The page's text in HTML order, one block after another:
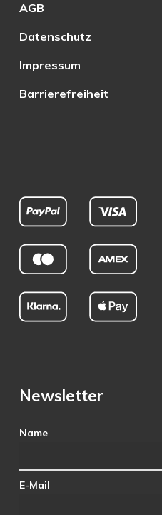
AGB
Datenschutz
Impressum
Barrierefreiheit
Newsletter
Name
E-Mail